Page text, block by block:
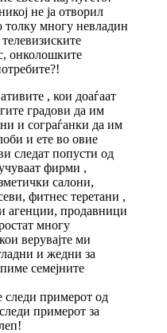
не ја отворил
толку многу невладин
онколошките
, кои доаѓаат
градови да им
и сограѓанки да им
и ете во овие
следат попусти од
фирми ,
салони,
фитнес теретани ,
агенции, продавници
многу
верувајте ми
и жедни за
семејните
примерот од
примерот за